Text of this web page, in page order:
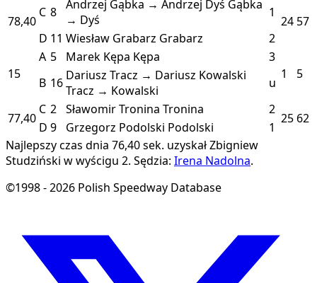
78,40
C 8 Andrzej Gąbka → Andrzej Dyś Gąbka
→ Dyś
1
24 57
D 11 Wiesław Grabarz Grabarz 2
15
A 5 Marek Kępa Kępa
3
1
5
B 16 Dariusz Tracz → Dariusz Kowalski
Tracz → Kowalski
u
77,40
C 2 Sławomir Tronina Tronina 2
25 62
D 9 Grzegorz Podolski Podolski
1
Najlepszy czas dnia 76,40 sek. uzyskał Zbigniew
Studziński w wyścigu 2. Sędzia: Irena Nadolna.
©1998 - 2026 Polish Speedway Database